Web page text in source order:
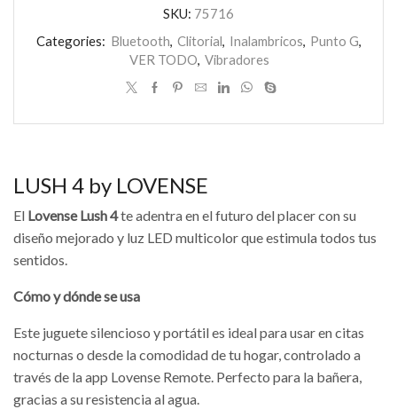
SKU: 75716
Categories: Bluetooth, Clitorial, Inalambricos, Punto G,
VER TODO, Vibradores
LUSH 4 by LOVENSE
El Lovense Lush 4te adentra en el futuro del placer con su
diseño mejorado y luz LED multicolor que estimula todos tus
sentidos.
Cómo y dónde se usa
Este juguete silencioso y portátil es ideal para usar en citas
nocturnas o desde la comodidad de tu hogar, controlado a
través de la app Lovense Remote. Perfecto para la bañera,
gracias a su resistencia al agua.